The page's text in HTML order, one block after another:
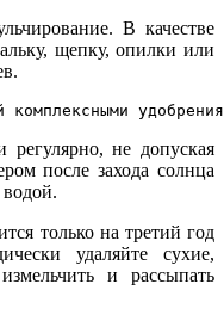
В качестве
щепку, опилки или
комплексными
не допуская
после захода солнца
только на третий год
удаляйте сухие,
и рассыпать